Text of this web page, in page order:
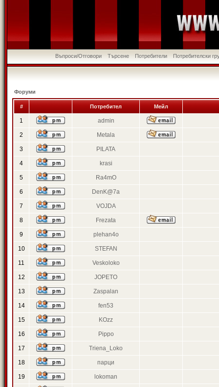
Въпроси/Отговори Търсене Потребители Потребителски
Форуми
# Потребител Мейл
1 admin
2 Metala
3 PILATA
4 krasi
5 Ra4mO
6 DenK@7a
7 VOJDA
8 Frezata
9 plehan4o
10 STEFAN
11 Veskoloko
12 JOPETO
13 Zaspalan
14 fen53
15 KOzz
16 Pippo
17 Triena_Loko
18 парци
19 lokoman